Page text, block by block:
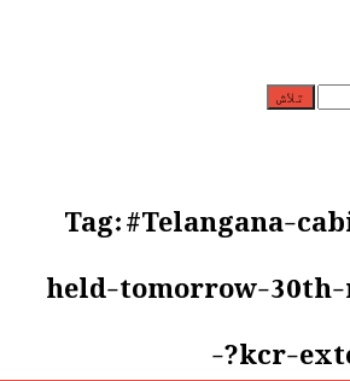
Tag:#Telangana-
held-tomorrow-
kcr-